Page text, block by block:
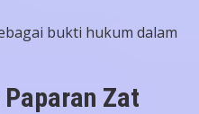
bukti hukum dalam
Zat